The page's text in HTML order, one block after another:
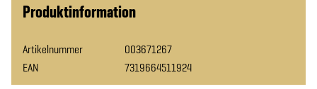
Produktinformation
Artikelnummer
003671267
EAN
7319664511924